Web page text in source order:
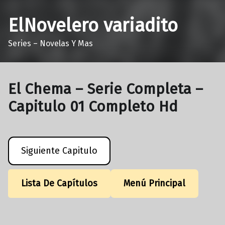
ElNovelero variadito
Series – Novelas Y Mas
El Chema – Serie Completa –
Capitulo 01 Completo Hd
Siguiente Capitulo
Lista De Capítulos Menú Principal